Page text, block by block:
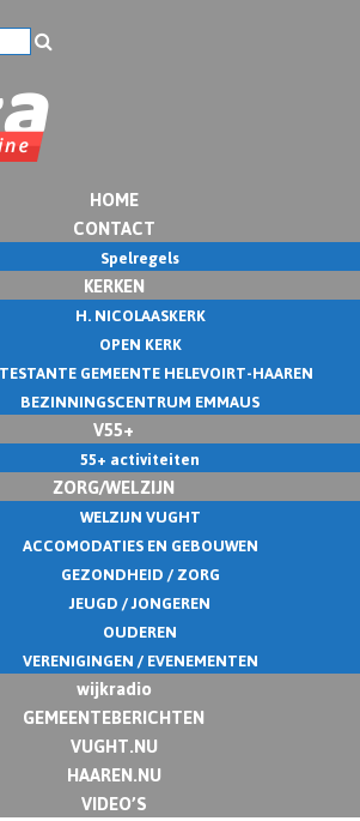
HOME
CONTACT
Spelregels
KERKEN
H. NICOLAASKERK
OPEN KERK
GEMEENTE HELEVOIRT-HAAREN
BEZINNINGSCENTRUM EMMAUS
V55+
55+ activiteiten
ZORG/WELZIJN
WELZIJN VUGHT
ACCOMODATIES EN GEBOUWEN
GEZONDHEID / ZORG
JEUGD / JONGEREN
OUDEREN
VERENIGINGEN / EVENEMENTEN
wijkradio
GEMEENTEBERICHTEN
VUGHT.NU
HAAREN.NU
VIDEO’S